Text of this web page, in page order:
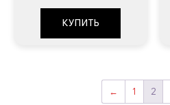
КУПИТЬ
← 1 2